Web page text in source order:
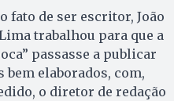
fato de ser escritor, João
trabalhou para que a
passasse a publicar
bem elaborados, com,
o diretor de redação